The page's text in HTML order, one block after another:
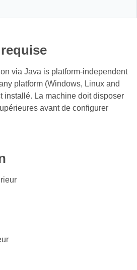
via Java is platform-independent
platform (Windows, Linux and
installé. La machine doit disposer
avant de configurer